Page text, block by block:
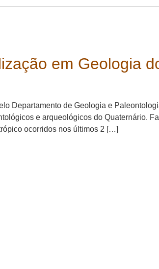
em Geologia
Departamento de Geologia e
e arqueológicos do Quaternário.
ocorridos nos últimos 2 […]